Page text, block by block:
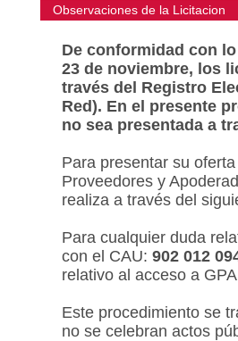
Observaciones de la Licitacion
De conformidad con
23 de noviembre, los
través del Registro
Red). En el presente
no sea presentada a
Para presentar su
Proveedores y
realiza a través del
Para cualquier duda
con el CAU: 902 012
relativo al acceso a
Este procedimiento se
no se celebran actos